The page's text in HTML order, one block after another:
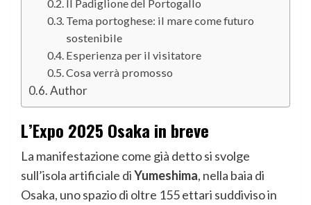
Il Padiglione del Portogallo
Tema portoghese: il mare come futuro
sostenibile
Esperienza per il visitatore
Cosa verrà promosso
Author
L’Expo 2025 Osaka in breve
La manifestazione come già detto si svolge
sull’isola artificiale diYumeshima, nella baia di
Osaka, uno spazio di oltre 155 ettari suddiviso in